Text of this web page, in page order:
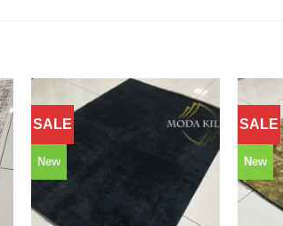
SALE
New
Додати
до
SALE
New